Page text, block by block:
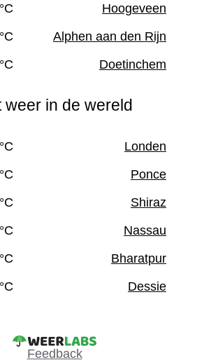
Hoogeveen
Alphen aan den Rijn
Doetinchem
weer in de wereld
Londen
Ponce
Shiraz
Nassau
Bharatpur
Dessie
Feedback